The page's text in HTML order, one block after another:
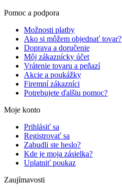
Pomoc a podpora
Možnosti platby
Ako si môžem objednať tovar?
Doprava a doručenie
Môj zákaznícky účet
Vrátenie tovaru a peňazí
Akcie a poukážky
Firemní zákazníci
Potrebujete ďalšiu pomoc?
Moje konto
Prihlásiť sa
Registrovať sa
Zabudli ste heslo?
Kde je moja zásielka?
Uplatniť poukaz
Zaujímavosti